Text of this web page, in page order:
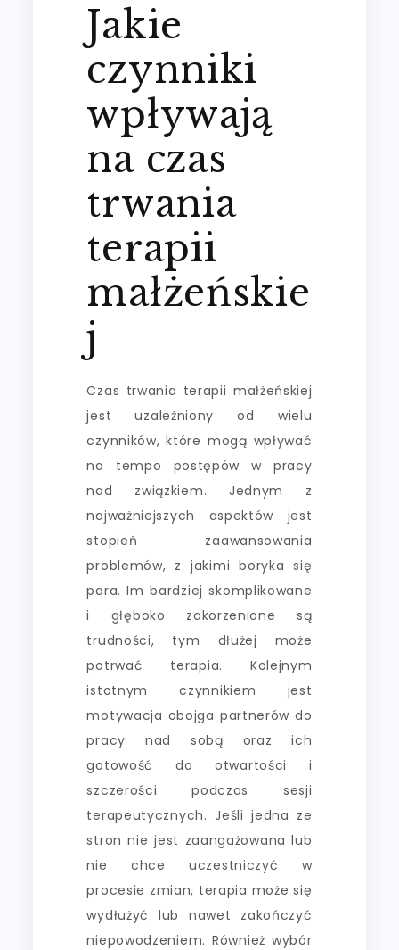
Jakie
czynniki
wpływają
na czas
trwania
terapii
małżeńskie
j
Czas trwania terapii małżeńskiej
jest uzależniony od wielu
czynników, które mogą wpływać
na tempo postępów w pracy
nad związkiem. Jednym z
najważniejszych aspektów jest
stopień zaawansowania
problemów, z jakimi boryka się
para. Im bardziej skomplikowane
i głęboko zakorzenione są
trudności, tym dłużej może
potrwać terapia. Kolejnym
istotnym czynnikiem jest
motywacja obojga partnerów do
pracy nad sobą oraz ich
gotowość do otwartości i
szczerości podczas sesji
terapeutycznych. Jeśli jedna ze
stron nie jest zaangażowana lub
nie chce uczestniczyć w
procesie zmian, terapia może się
wydłużyć lub nawet zakończyć
niepowodzeniem. Również wybór